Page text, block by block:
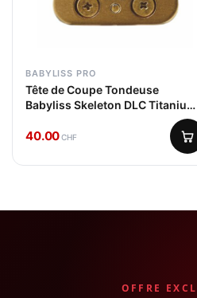
BABYLISS PRO
Tête de Coupe Tondeuse
Babyliss Skeleton DLC Titanium
40.00CHF